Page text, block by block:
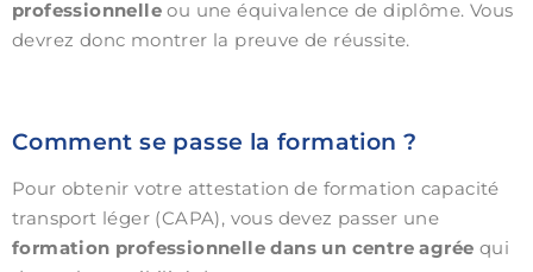
professionnelle ou une équivalence de diplôme. Vous
devrez donc montrer la preuve de réussite.
Comment se passe la formation ?
Pour obtenir votre attestation de formation capacité
transport léger (CAPA), vous devez passer une
formation professionnelle dans un centre agrée qui